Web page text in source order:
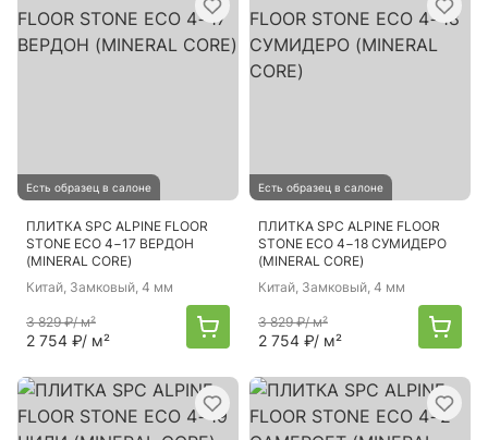
Есть образец в салоне
ПЛИТКА SPC ALPINE FLOOR
STONE ECO 4−17 ВЕРДОН
(MINERAL CORE)
Китай, Замковый, 4 мм
3 829 ₽/ м²
2 754 ₽/ м²
Есть образец в салоне
ПЛИТКА SPC ALPINE FLOOR
STONE ECO 4−18 СУМИДЕРО
(MINERAL CORE)
Китай, Замковый, 4 мм
3 829 ₽/ м²
2 754 ₽/ м²